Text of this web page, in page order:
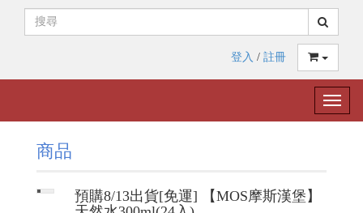
登入 / 註冊
Toggle
商品
預購8/13出貨[免運] 【MOS摩斯漢堡】